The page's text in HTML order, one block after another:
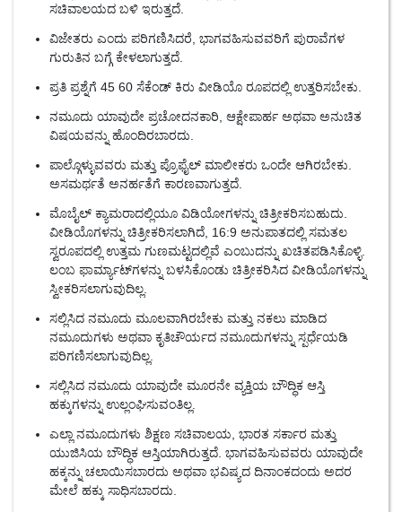
ಸಚಿವಾಲಯದ ಬಳಿ ಇರುತ್ತದೆ.
ವಿಜೇತರು ಎಂದು ಪರಿಗಣಿಸಿದರೆ, ಭಾಗವಹಿಸುವವರಿಗೆ ಪುರಾವೆಗಳ
ಗುರುತಿನ ಬಗ್ಗೆ ಕೇಳಲಾಗುತ್ತದೆ.
ಪ್ರತಿ ಪ್ರಶ್ನೆಗೆ 45 60 ಸೆಕೆಂಡ್ ಕಿರು ವೀಡಿಯೊ ರೂಪದಲ್ಲಿ ಉತ್ತರಿಸಬೇಕು.
ನಮೂದು ಯಾವುದೇ ಪ್ರಚೋದನಕಾರಿ, ಆಕ್ಷೇಪಾರ್ಹ ಅಥವಾ ಅನುಚಿತ
ವಿಷಯವನ್ನು ಹೊಂದಿರಬಾರದು.
ಪಾಲ್ಗೊಳ್ಳುವವರು ಮತ್ತು ಪ್ರೊಫೈಲ್ ಮಾಲೀಕರು ಒಂದೇ ಆಗಿರಬೇಕು.
ಅಸಮರ್ಥತೆ ಅನರ್ಹತೆಗೆ ಕಾರಣವಾಗುತ್ತದೆ.
ಮೊಬೈಲ್ ಕ್ಯಾಮರಾದಲ್ಲಿಯೂ ವಿಡಿಯೋಗಳನ್ನು ಚಿತ್ರೀಕರಿಸಬಹುದು.
ವೀಡಿಯೊಗಳನ್ನು ಚಿತ್ರೀಕರಿಸಲಾಗಿದೆ, 16:9 ಅನುಪಾತದಲ್ಲಿ ಸಮತಲ
ಸ್ವರೂಪದಲ್ಲಿ ಉತ್ತಮ ಗುಣಮಟ್ಟದಲ್ಲಿವೆ ಎಂಬುದನ್ನು ಖಚಿತಪಡಿಸಿಕೊಳ್ಳಿ.
ಲಂಬ ಫಾರ್ಮ್ಯಾಟ್‌ಗಳನ್ನು ಬಳಸಿಕೊಂಡು ಚಿತ್ರೀಕರಿಸಿದ ವೀಡಿಯೊಗಳನ್ನು
ಸ್ವೀಕರಿಸಲಾಗುವುದಿಲ್ಲ.
ಸಲ್ಲಿಸಿದ ನಮೂದು ಮೂಲವಾಗಿರಬೇಕು ಮತ್ತು ನಕಲು ಮಾಡಿದ
ನಮೂದುಗಳು ಅಥವಾ ಕೃತಿಚೌರ್ಯದ ನಮೂದುಗಳನ್ನು ಸ್ಪರ್ಧೆಯಡಿ
ಪರಿಗಣಿಸಲಾಗುವುದಿಲ್ಲ.
ಸಲ್ಲಿಸಿದ ನಮೂದು ಯಾವುದೇ ಮೂರನೇ ವ್ಯಕ್ತಿಯ ಬೌದ್ಧಿಕ ಆಸ್ತಿ
ಹಕ್ಕುಗಳನ್ನು ಉಲ್ಲಂಘಿಸುವಂತಿಲ್ಲ.
ಎಲ್ಲಾ ನಮೂದುಗಳು ಶಿಕ್ಷಣ ಸಚಿವಾಲಯ, ಭಾರತ ಸರ್ಕಾರ ಮತ್ತು
ಯುಜಿಸಿಯ ಬೌದ್ಧಿಕ ಆಸ್ತಿಯಾಗಿರುತ್ತದೆ. ಭಾಗವಹಿಸುವವರು ಯಾವುದೇ
ಹಕ್ಕನ್ನು ಚಲಾಯಿಸಬಾರದು ಅಥವಾ ಭವಿಷ್ಯದ ದಿನಾಂಕದಂದು ಅದರ
ಮೇಲೆ ಹಕ್ಕು ಸಾಧಿಸಬಾರದು.